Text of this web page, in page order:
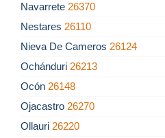
Navarrete 26370
Nestares 26110
Nieva De Cameros 26124
Ochánduri 26213
Ocón 26148
Ojacastro 26270
Ollauri 26220